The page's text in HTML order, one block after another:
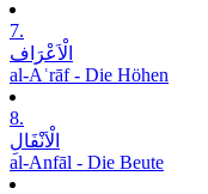
7.
الْاَعْرَاف
al-Aʿrāf - Die Höhen
8.
الْاَنْفَالِ
al-Anfāl - Die Beute